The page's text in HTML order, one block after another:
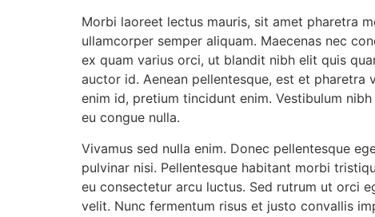
Morbi laoreet lectus mauris, sit amet pharetra
ullamcorper semper aliquam. Maecenas nec
ex quam varius orci, ut blandit nibh elit quis
auctor id. Aenean pellentesque, est et
enim id, pretium tincidunt enim. Vestibulum
eu congue nulla.
Vivamus sed nulla enim. Donec pellentesque
pulvinar nisi. Pellentesque habitant morbi
eu consectetur arcu luctus. Sed rutrum ut orci
velit. Nunc fermentum risus et justo convallis